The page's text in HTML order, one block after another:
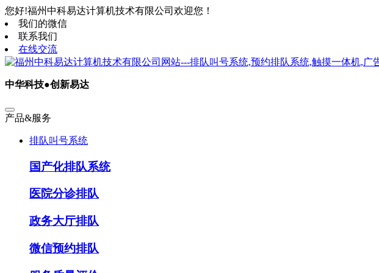
您好!福州中科易达计算机技术有限公司欢迎您！
我们的微信
联系我们
在线交流
中华科技●创新易达
产品&服务
排队叫号系统
国产化排队系统
医院分诊排队
政务大厅排队
微信预约排队